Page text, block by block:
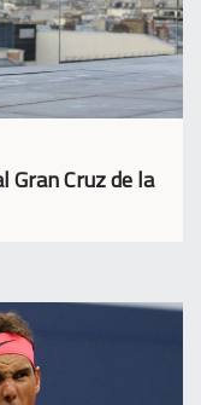
Gran Cruz de la